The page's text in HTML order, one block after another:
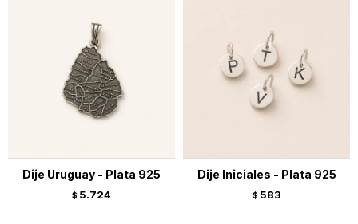
Dije Uruguay - Plata 925
$ 5.724
Dije Iniciales - Plata 925
$ 583